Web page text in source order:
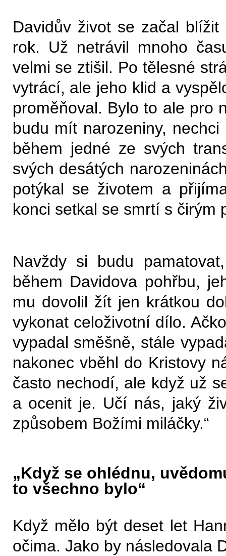
Davidův život se začal
rok. Už netrávil mnoho
velmi se ztišil. Po tělesné
vytrácí, ale jeho klid a
proměňoval. Bylo to ale pro
budu mít narozeniny,
během jedné ze svých
svých desátých
potýkal se životem a
konci setkal se smrtí s čirým
Navždy si budu
během Davidova pohřbu,
mu dovolil žít jen krátkou
vykonat celoživotní dílo.
vypadal směšně, stále
nakonec vběhl do Kristovy
často nechodí, ale když už
a ocenit je. Učí nás, jaký
způsobem Božími miláčky.“
„Když se ohlédnu,
to všechno bylo“
Když mělo být deset let
očima. Jako by následovala